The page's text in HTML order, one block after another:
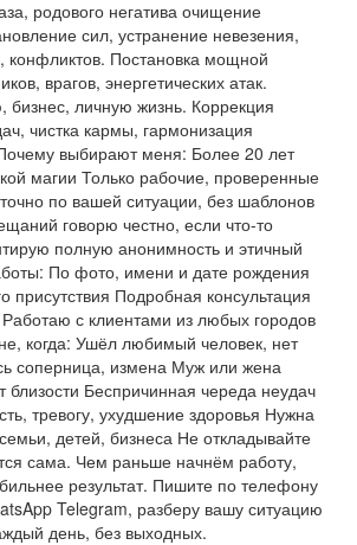
родового негатива очищение
сил, устранение невезения,
конфликтов. Постановка мощной
врагов, энергетических атак.
личную жизнь. Коррекция
чистка кармы, гармонизация
выбирают меня: Более 20 лет
магии Только рабочие, проверенные
по вашей ситуации, без шаблонов
говорю честно, если что-то
полную анонимность и этичный
По фото, имени и дате рождения
присутствия Подробная консультация
с клиентами из любых городов
когда: Ушёл любимый человек, нет
соперница, измена Муж или жена
близости Беспричинная череда неудач
тревогу, ухудшение здоровья Нужна
детей, бизнеса Не откладывайте
сама. Чем раньше начнём работу,
результат. Пишите по телефону
Telegram, разберу вашу ситуацию
день, без выходных.